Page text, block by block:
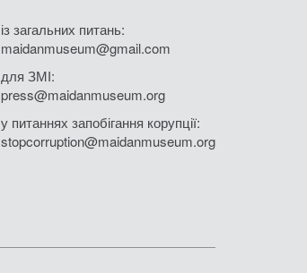
із загальних питань:
maidanmuseum@gmail.com
для ЗМІ:
press@maidanmuseum.org
у питаннях запобігання корупції:
stopcorruption@maidanmuseum.org